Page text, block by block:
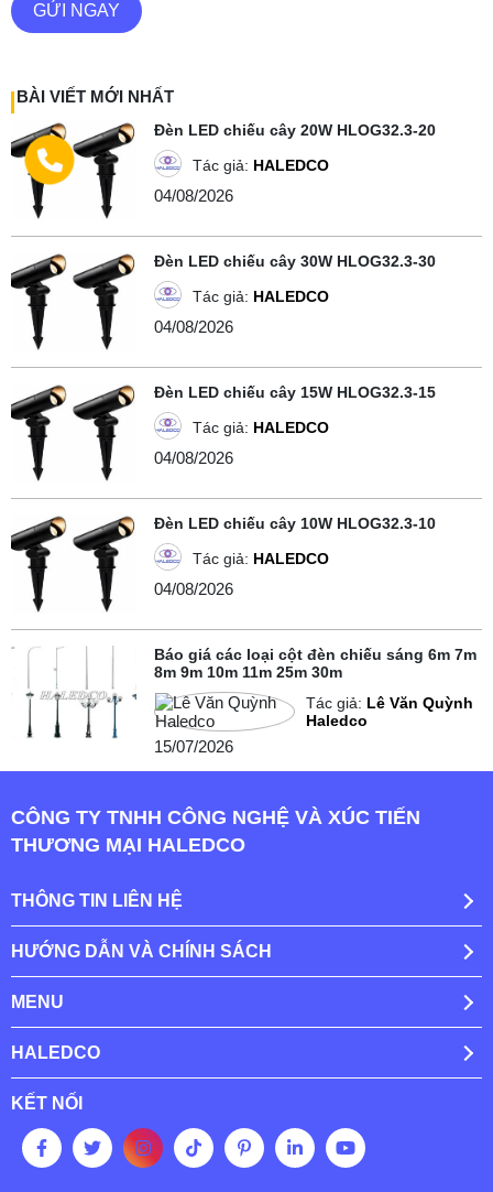
GỬI NGAY
BÀI VIẾT MỚI NHẤT
Đèn LED chiếu cây 20W HLOG32.3-20
Tác giả: HALEDCO
04/08/2026
Đèn LED chiếu cây 30W HLOG32.3-30
Tác giả: HALEDCO
04/08/2026
Đèn LED chiếu cây 15W HLOG32.3-15
Tác giả: HALEDCO
04/08/2026
Đèn LED chiếu cây 10W HLOG32.3-10
Tác giả: HALEDCO
04/08/2026
Báo giá các loại cột đèn chiếu sáng 6m 7m
8m 9m 10m 11m 25m 30m
Tác giả: Lê Văn Quỳnh
Haledco
15/07/2026
CÔNG TY TNHH CÔNG NGHỆ VÀ XÚC TIẾN
THƯƠNG MẠI HALEDCO
THÔNG TIN LIÊN HỆ
HƯỚNG DẪN VÀ CHÍNH SÁCH
MENU
HALEDCO
KẾT NỐI